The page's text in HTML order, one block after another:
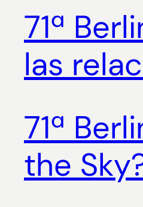
71ª
las
71ª
the